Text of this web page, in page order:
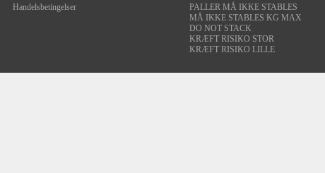
Handelsbetingelser
PALLER MÅ IKKE STABLES
MÅ IKKE STABLES KG MAX
DO NOT STACK
KRÆFT RISIKO STOR
KRÆFT RISIKO LILLE